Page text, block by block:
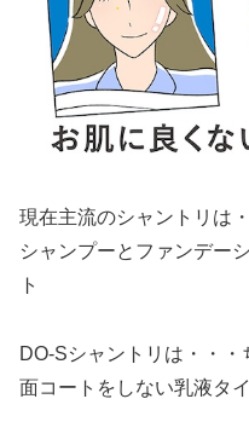
現在主流のシャントリは
シャンプーとファンデー
ト
DO-Sシャントリは・・
面コートをしない乳液タ